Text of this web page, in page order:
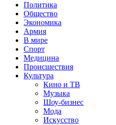
Политика
Общество
Экономика
Армия
В мире
Спорт
Медицина
Происшествия
Культура
Кино и ТВ
Музыка
Шоу-бизнес
Мода
Искусство